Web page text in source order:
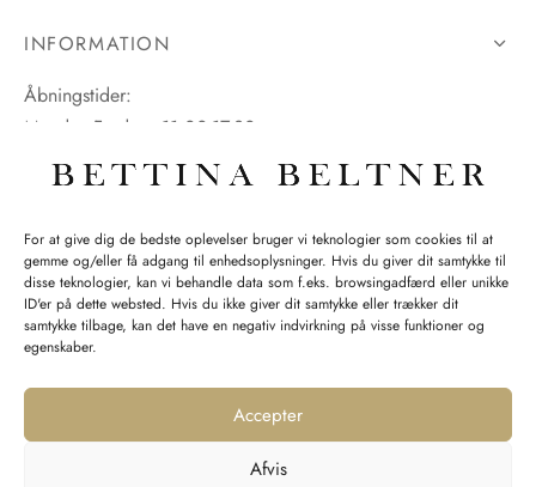
For at give dig de bedste oplevelser bruger vi teknologier som cookies til at
gemme og/eller få adgang til enhedsoplysninger. Hvis du giver dit samtykke til
disse teknologier, kan vi behandle data som f.eks. browsingadfærd eller unikke
ID'er på dette websted. Hvis du ikke giver dit samtykke eller trækker dit
samtykke tilbage, kan det have en negativ indvirkning på visse funktioner og
egenskaber.
Accepter
Afvis
INFORMATION
Åbningstider:
Mandag-Fredag: 11.00-17.30
Lørdag: 11.00-15.00
SPØRGSMÅL WEBORDRE
BUTIK BETTINA BELTNER